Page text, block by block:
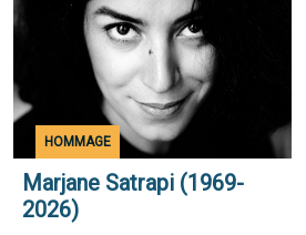
TypeHOMMAGE
Marjane Satrapi (1969-
2026)